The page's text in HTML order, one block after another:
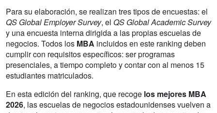
Para su elaboración, se realizan tres tipos de encuestas: el
QS Global Employer Survey, el QS Global Academic Survey
y una encuesta interna dirigida a las propias escuelas de
negocios. Todos los MBA incluidos en este ranking deben
cumplir con requisitos específicos: ser programas
presenciales, a tiempo completo y contar con al menos 15
estudiantes matriculados.
En esta edición del ranking, que recoge los mejores MBA
2026, las escuelas de negocios estadounidenses vuelven a